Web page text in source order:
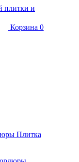
Корзина 0
Плитка